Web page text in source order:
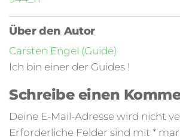
Über den Autor
Carsten Engel (Guide)
Ich bin einer der Guides !
Schreibe einen
Deine E-Mail-Adresse wird nicht
Erforderliche Felder sind mit *